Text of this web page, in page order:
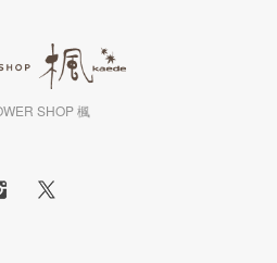
SHOP 楓